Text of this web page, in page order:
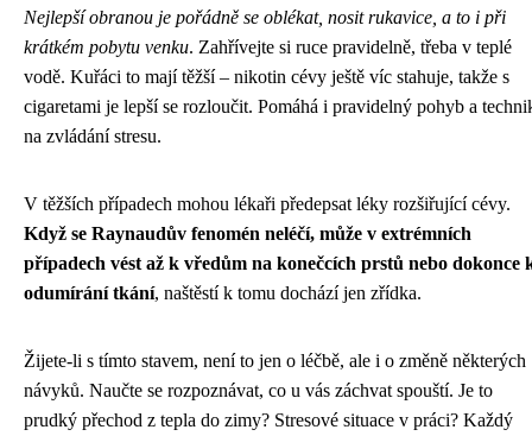
Nejlepší obranou je pořádně se oblékat, nosit rukavice, a to i při
krátkém pobytu venku. Zahřívejte si ruce pravidelně, třeba v teplé
vodě. Kuřáci to mají těžší – nikotin cévy ještě víc stahuje, takže s
cigaretami je lepší se rozloučit. Pomáhá i pravidelný pohyb a
na zvládání stresu.
V těžších případech mohou lékaři předepsat léky rozšiřující cévy.
Když se Raynaudův fenomén neléčí, může v extrémních
případech vést až k vředům na konečcích prstů nebo dokonce
odumírání tkání, naštěstí k tomu dochází jen zřídka.
Žijete-li s tímto stavem, není to jen o léčbě, ale i o změně některých
návyků. Naučte se rozpoznávat, co u vás záchvat spouští. Je to
prudký přechod z tepla do zimy? Stresové situace v práci? Každý